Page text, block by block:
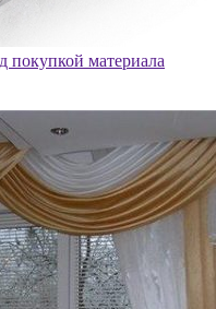
покупкой материала